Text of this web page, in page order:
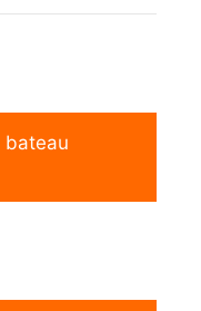
bateau